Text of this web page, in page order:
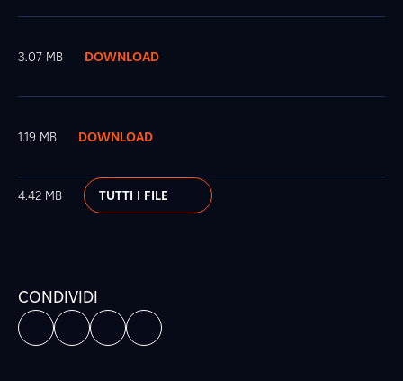
3.07 MB DOWNLOAD
1.19 MB DOWNLOAD
4.42 MB TUTTI I FILE
CONDIVIDI